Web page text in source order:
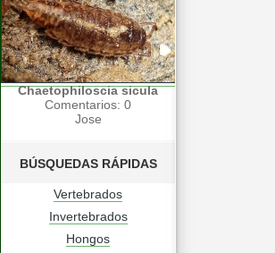
Chaetophiloscia sicula
Comentarios: 0
Jose
BÚSQUEDAS RÁPIDAS
Vertebrados
Invertebrados
Hongos